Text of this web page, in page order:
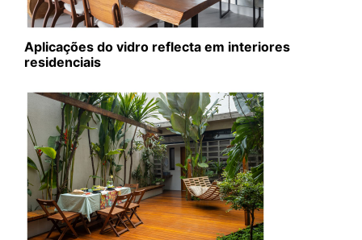
Aplicações do vidro reflecta em interiores
residenciais